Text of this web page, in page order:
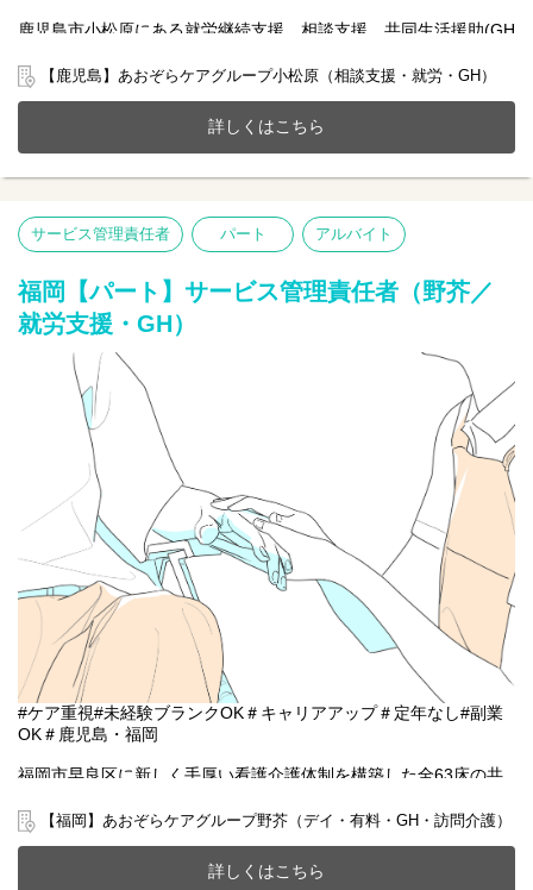
鹿児島市小松原にある就労継続支援、相談支援、共同生活援助(GH
20～70代まで幅広い年齢層の方が活躍中です。
今までのご経験やスキルを当社で発揮して頂ける方を募集してい
【仕事内容】サービス管理責任者業務全般
●個別支援計画書の作成
●生活支援、相談業務
●医療機関や行政など関係機関との連携
【鹿児島】あおぞらケアグループ小松原（相談支援・就労・GH）
詳しくはこちら
サービス管理責任者 パート アルバイト
福岡【パート】サービス管理責任者（野芥／
就労支援・GH）
#ケア重視#未経験ブランクOK＃キャリアアップ＃定年なし#副業
OK＃鹿児島・福岡
福岡市早良区に新しく手厚い看護介護体制を構築した全63床の共
20～70代まで幅広い年齢層の方が活躍中です。
今までのご経験やスキルを当社で発揮して頂ける方を募集してい
【福岡】あおぞらケアグループ野芥（デイ・有料・GH・訪問介護）
詳しくはこちら